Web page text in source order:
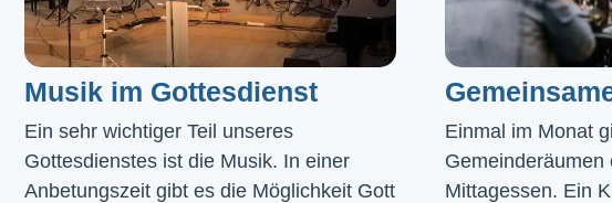
Musik im Gottesdienst​
Ein sehr wichtiger Teil unseres
Gottesdienstes ist die Musik. In einer
Anbetungszeit gibt es die Möglichkeit Gott
Einmal im Monat
Mittagessen. Ein